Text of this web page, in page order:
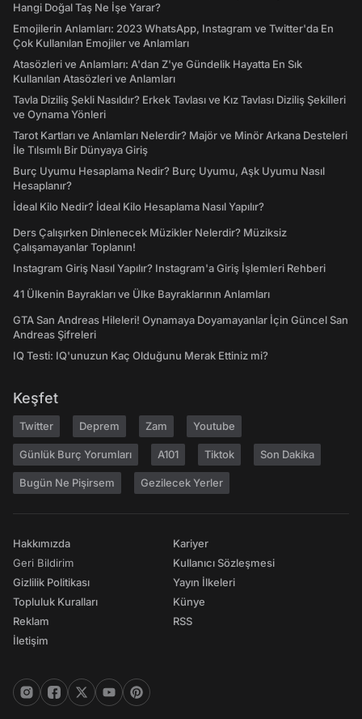
Hangi Doğal Taş Ne İşe Yarar?
Emojilerin Anlamları: 2023 WhatsApp, Instagram ve Twitter'da En
Çok Kullanılan Emojiler ve Anlamları
Atasözleri ve Anlamları: A'dan Z'ye Gündelik Hayatta En Sık
Kullanılan Atasözleri ve Anlamları
Tavla Diziliş Şekli Nasıldır? Erkek Tavlası ve Kız Tavlası Diziliş Şekilleri
ve Oynama Yönleri
Tarot Kartları ve Anlamları Nelerdir? Majör ve Minör Arkana Desteleri
İle Tılsımlı Bir Dünyaya Giriş
Burç Uyumu Hesaplama Nedir? Burç Uyumu, Aşk Uyumu Nasıl
Hesaplanır?
İdeal Kilo Nedir? İdeal Kilo Hesaplama Nasıl Yapılır?
Ders Çalışırken Dinlenecek Müzikler Nelerdir? Müziksiz
Çalışamayanlar Toplanın!
Instagram Giriş Nasıl Yapılır? Instagram'a Giriş İşlemleri Rehberi
41 Ülkenin Bayrakları ve Ülke Bayraklarının Anlamları
GTA San Andreas Hileleri! Oynamaya Doyamayanlar İçin Güncel San
Andreas Şifreleri
IQ Testi: IQ'unuzun Kaç Olduğunu Merak Ettiniz mi?
Keşfet
Twitter Deprem Zam Youtube
Günlük Burç Yorumları A101 Tiktok Son Dakika
Bugün Ne Pişirsem Gezilecek Yerler
Hakkımızda
Geri Bildirim
Gizlilik Politikası
Topluluk Kuralları
Reklam
İletişim
Kariyer
Kullanıcı Sözleşmesi
Yayın İlkeleri
Künye
RSS